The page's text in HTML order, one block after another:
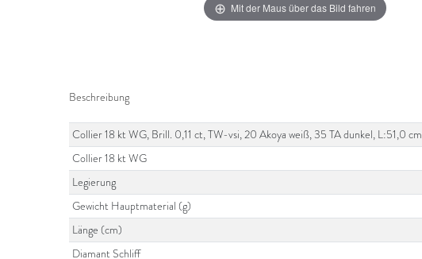
Mit der Maus über das Bild fahren
Beschreibung
Collier 18 kt WG, Brill. 0,11 ct, TW-vsi, 20 Akoya weiß, 35 TA dunkel, L:51,0 cm
Collier 18 kt WG
Legierung
Gewicht Hauptmaterial (g)
Länge (cm)
Diamant Schliff